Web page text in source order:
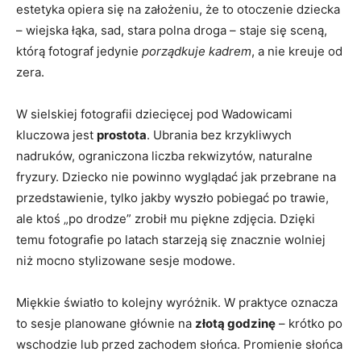
estetyka opiera się na założeniu, że to otoczenie dziecka
– wiejska łąka, sad, stara polna droga – staje się sceną,
którą fotograf jedynie porządkuje kadrem, a nie kreuje od
zera.
W sielskiej fotografii dziecięcej pod Wadowicami
kluczowa jest prostota. Ubrania bez krzykliwych
nadruków, ograniczona liczba rekwizytów, naturalne
fryzury. Dziecko nie powinno wyglądać jak przebrane na
przedstawienie, tylko jakby wyszło pobiegać po trawie,
ale ktoś „po drodze” zrobił mu piękne zdjęcia. Dzięki
temu fotografie po latach starzeją się znacznie wolniej
niż mocno stylizowane sesje modowe.
Miękkie światło to kolejny wyróżnik. W praktyce oznacza
to sesje planowane głównie na złotą godzinę – krótko po
wschodzie lub przed zachodem słońca. Promienie słońca